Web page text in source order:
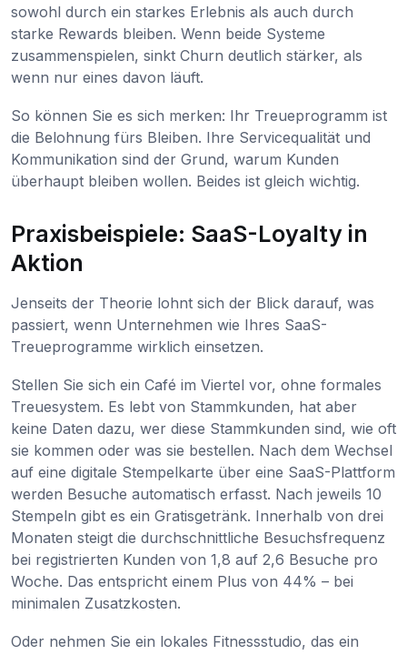
sowohl durch ein starkes Erlebnis als auch durch
starke Rewards bleiben. Wenn beide Systeme
zusammenspielen, sinkt Churn deutlich stärker, als
wenn nur eines davon läuft.
So können Sie es sich merken: Ihr Treueprogramm ist
die Belohnung fürs Bleiben. Ihre Servicequalität und
Kommunikation sind der Grund, warum Kunden
überhaupt bleiben wollen. Beides ist gleich wichtig.
Praxisbeispiele: SaaS-Loyalty in
Aktion
Jenseits der Theorie lohnt sich der Blick darauf, was
passiert, wenn Unternehmen wie Ihres SaaS-
Treueprogramme wirklich einsetzen.
Stellen Sie sich ein Café im Viertel vor, ohne formales
Treuesystem. Es lebt von Stammkunden, hat aber
keine Daten dazu, wer diese Stammkunden sind, wie oft
sie kommen oder was sie bestellen. Nach dem Wechsel
auf eine digitale Stempelkarte über eine SaaS-Plattform
werden Besuche automatisch erfasst. Nach jeweils 10
Stempeln gibt es ein Gratisgetränk. Innerhalb von drei
Monaten steigt die durchschnittliche Besuchsfrequenz
bei registrierten Kunden von 1,8 auf 2,6 Besuche pro
Woche. Das entspricht einem Plus von 44% – bei
minimalen Zusatzkosten.
Oder nehmen Sie ein lokales Fitnessstudio, das ein